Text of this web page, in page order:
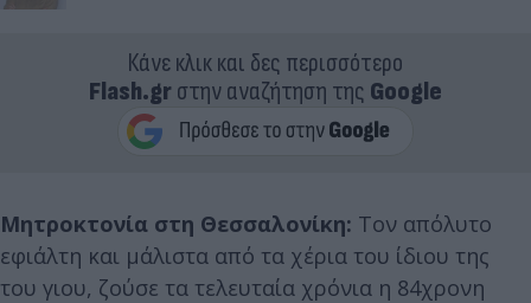
Κάνε κλικ και δες περισσότερο
Flash.grστην αναζήτηση της Google
Μητροκτονία στη Θεσσαλονίκη: Τον απόλυτο
εφιάλτη και μάλιστα από τα χέρια του ίδιου της
του γιου, ζούσε τα τελευταία χρόνια η 84χρονη